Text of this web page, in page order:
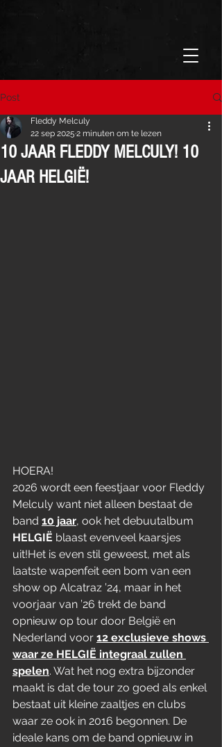
Post
10 JAAR FLEDDY MELCULY! 10
JAAR HELGIË!
Fleddy Melculy
22 sep 2025 2 minuten om te lezen
HOERA!
2026 wordt een feestjaar voor Fleddy
Melculy want niet alleen bestaat de
band 10 jaar, ook het debuutalbum
HELGIË blaast evenveel kaarsjes
uit!Het is even stil geweest, met als
laatste wapenfeit een bom van een
show op Alcatraz ’24, maar in het
voorjaar van ’26 trekt de band
opnieuw op tour door België en
Nederland voor 12 exclusieve shows
waar ze HELGIË integraal zullen
spelen. Wat het nog extra bijzonder
maakt is dat de tour zo goed als enkel
bestaat uit kleine zaaltjes en clubs
waar ze ook in 2016 begonnen. De
ideale kans om de band opnieuw in